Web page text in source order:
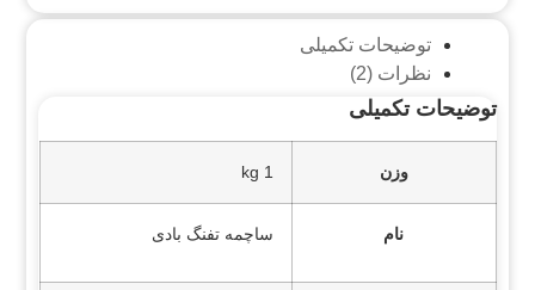
توضیحات تکمیلی
نظرات (2)
توضیحات تکمیلی
وزن 1 kg
نام ساچمه تفنگ بادی